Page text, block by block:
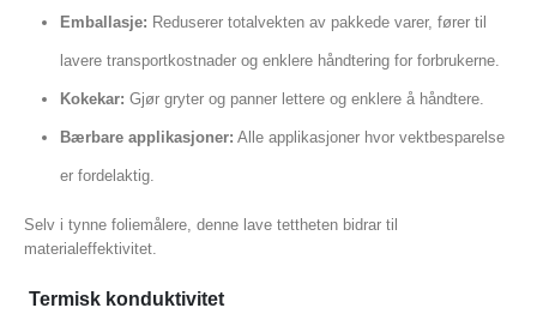
Emballasje: Reduserer totalvekten av pakkede varer, fører til
lavere transportkostnader og enklere håndtering for forbrukerne.
Kokekar: Gjør gryter og panner lettere og enklere å håndtere.
Bærbare applikasjoner: Alle applikasjoner hvor vektbesparelse
er fordelaktig.
Selv i tynne foliemålere, denne lave tettheten bidrar til
materialeffektivitet.
Termisk konduktivitet